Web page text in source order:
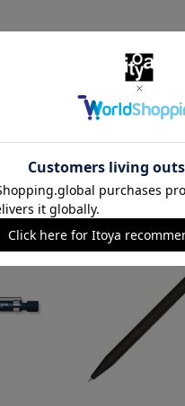
ステッドラー
９２５ ３５ 製図
￥2,310